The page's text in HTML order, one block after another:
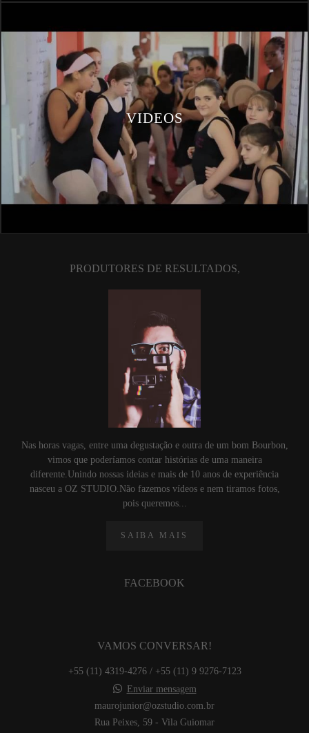
VIDEOS
PRODUTORES DE RESULTADOS,
Nas horas vagas, entre uma degustação e outra de um bom Bourbon,
vimos que poderíamos contar histórias de uma maneira
diferente.Unindo nossas ideias e mais de 10 anos de experiência
nasceu a OZ STUDIO.Não fazemos vídeos e nem tiramos fotos,
pois queremos...
SAIBA MAIS
FACEBOOK
VAMOS CONVERSAR!
+55 (11) 4319-4276 / +55 (11) 9 9276-7123
Enviar mensagem
maurojunior@ozstudio.com.br
Rua Peixes, 59 - Vila Guiomar